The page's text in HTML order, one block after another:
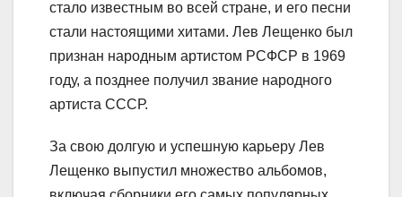
стало известным во всей стране, и его песни
стали настоящими хитами. Лев Лещенко был
признан народным артистом РСФСР в 1969
году, а позднее получил звание народного
артиста СССР.
За свою долгую и успешную карьеру Лев
Лещенко выпустил множество альбомов,